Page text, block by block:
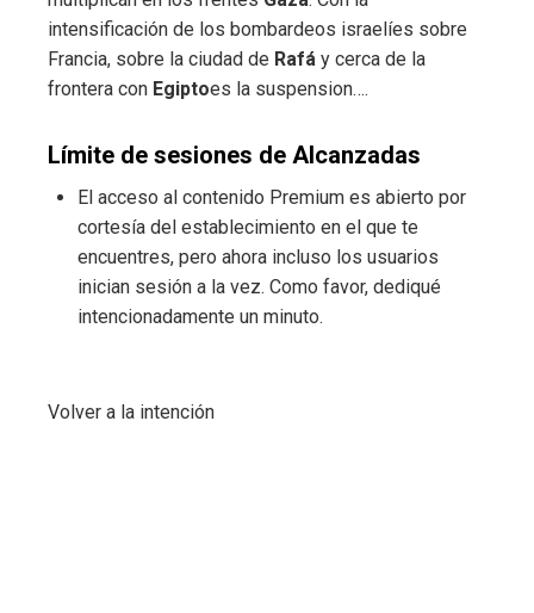
intensificación de los bombardeos israelíes sobre
Francia, sobre la ciudad de Rafá y cerca de la
frontera con Egiptoes la suspension….
Límite de sesiones de Alcanzadas
El acceso al contenido Premium es abierto por
cortesía del establecimiento en el que te
encuentres, pero ahora incluso los usuarios
inician sesión a la vez. Como favor, dediqué
intencionadamente un minuto.
Volver a la intención